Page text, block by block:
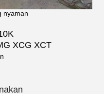
nyaman
XCG XCT